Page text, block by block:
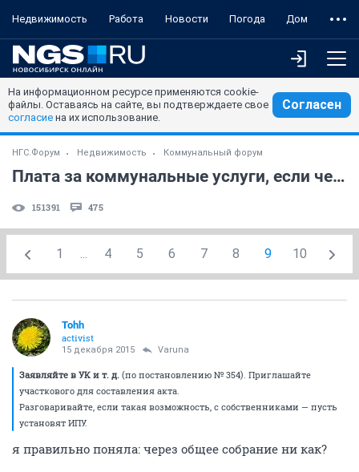
Недвижимость Работа Новости Погода Дом
На информационном ресурсе применяются cookie-
файлы. Оставаясь на сайте, вы подтверждаете свое
согласие на их использование.
Согласен
НГС.Форум Недвижимость Коммунальный форум
Плата за коммунальные услуги, если человек в квартире не прописан
151391 475
1 ... 4 5 6 7 8 9 10
Tohh
activist
15 декабря 2015 Varuna
Заявляйте в УК и т. д. (по постановлению № 354). Приглашайте
участкового для составления акта.
Разговаривайте, если такая возможность, с собственниками — пусть
установят ИПУ.
я правильно поняла: через общее собрание ни как?